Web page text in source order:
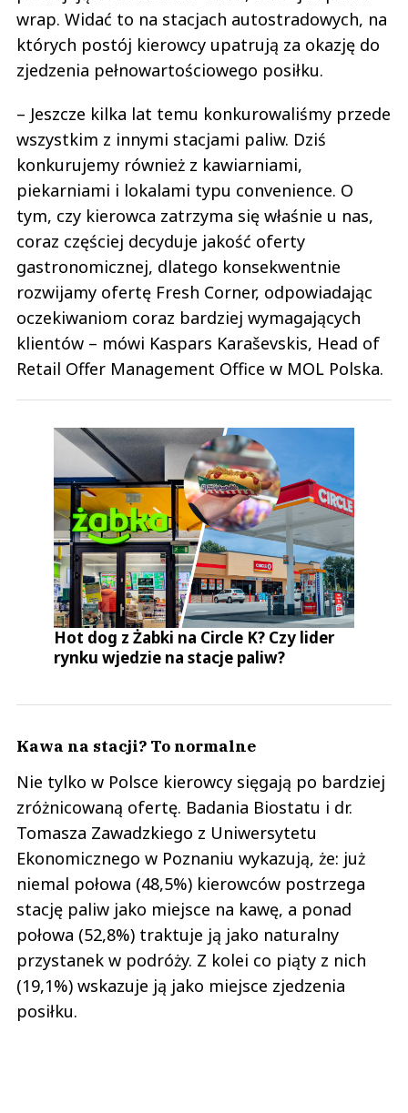
wrap. Widać to na stacjach autostradowych, na
których postój kierowcy upatrują za okazję do
zjedzenia pełnowartościowego posiłku.
– Jeszcze kilka lat temu konkurowaliśmy przede
wszystkim z innymi stacjami paliw. Dziś
konkurujemy również z kawiarniami,
piekarniami i lokalami typu convenience. O
tym, czy kierowca zatrzyma się właśnie u nas,
coraz częściej decyduje jakość oferty
gastronomicznej, dlatego konsekwentnie
rozwijamy ofertę Fresh Corner, odpowiadając
oczekiwaniom coraz bardziej wymagających
klientów – mówi Kaspars Karaševskis, Head of
Retail Offer Management Office w MOL Polska.
Hot dog z Żabki na Circle K? Czy lider
rynku wjedzie na stacje paliw?
Kawa na stacji? To normalne
Nie tylko w Polsce kierowcy sięgają po bardziej
zróżnicowaną ofertę. Badania Biostatu i dr.
Tomasza Zawadzkiego z Uniwersytetu
Ekonomicznego w Poznaniu wykazują, że: już
niemal połowa (48,5%) kierowców postrzega
stację paliw jako miejsce na kawę, a ponad
połowa (52,8%) traktuje ją jako naturalny
przystanek w podróży. Z kolei co piąty z nich
(19,1%) wskazuje ją jako miejsce zjedzenia
posiłku.